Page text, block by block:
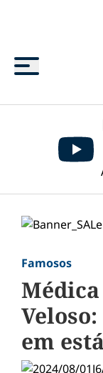
Menu
Famosos
em